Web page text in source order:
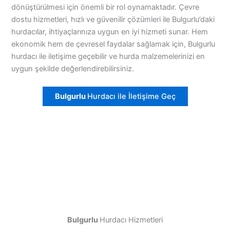
dönüştürülmesi için önemli bir rol oynamaktadır. Çevre
dostu hizmetleri, hızlı ve güvenilir çözümleri ile Bulgurlu’daki
hurdacılar, ihtiyaçlarınıza uygun en iyi hizmeti sunar. Hem
ekonomik hem de çevresel faydalar sağlamak için, Bulgurlu
hurdacı ile iletişime geçebilir ve hurda malzemelerinizi en
uygun şekilde değerlendirebilirsiniz.
Bulgurlu Hurdacı ile İletişime Geç
Bulgurlu Hurdacı Hizmetleri